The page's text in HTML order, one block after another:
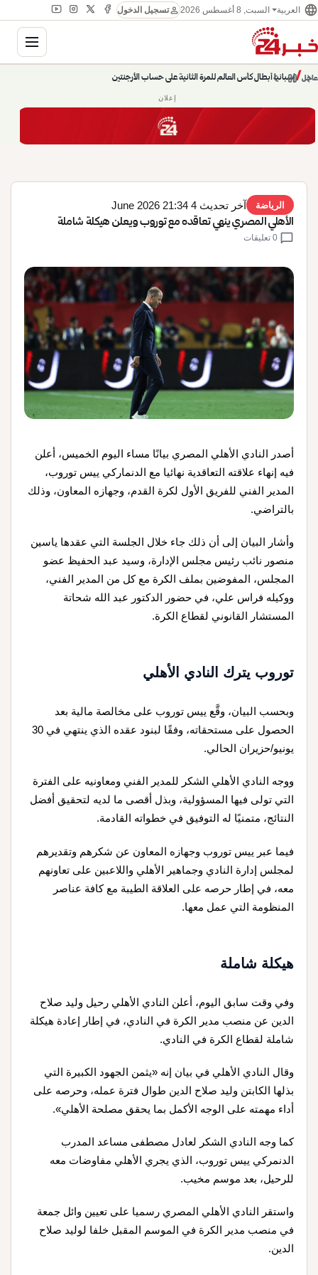
language العربية السبت, 8 أغسطس 2026 personتسجيل الدخول
عاجل/
إسبانيا أبطال كأس العالم للمرة الثانية على حساب الأرجنتين
حديث الساعة: سيناريوهات قادمة 745
chevron_right
pause
chevron_left
إعلان
الرياضة آخر تحديث 4 June 2026 21:34
الأهلي المصري ينهي تعاقده مع توروب ويعلن هيكلة شاملة
chat_bubble
أصدر النادي الأهلي المصري بيانًا مساء اليوم الخميس، أعلن
فيه إنهاء علاقته التعاقدية نهائيا مع الدنماركي ييس توروب،
المدير الفني للفريق الأول لكرة القدم، وجهازه المعاون، وذلك
بالتراضي.
وأشار البيان إلى أن ذلك جاء خلال الجلسة التي عقدها ياسين
منصور نائب رئيس مجلس الإدارة، وسيد عبد الحفيظ عضو
المجلس، المفوضين بملف الكرة مع كل من المدير الفني،
ووكيله فراس علي، في حضور الدكتور عبد الله شحاتة
المستشار القانوني لقطاع الكرة.
توروب يترك النادي الأهلي
وبحسب البيان، وقَّع ييس توروب على مخالصة مالية بعد
الحصول على مستحقاته، وفقًا لبنود عقده الذي ينتهي في 30
يونيو/حزيران الحالي.
ووجه النادي الأهلي الشكر للمدير الفني ومعاونيه على الفترة
التي تولى فيها المسؤولية، وبذل أقصى ما لديه لتحقيق أفضل
النتائج، متمنيًا له التوفيق في خطواته القادمة.
فيما عبر ييس توروب وجهازه المعاون عن شكرهم وتقديرهم
لمجلس إدارة النادي وجماهير الأهلي واللاعبين على تعاونهم
معه، في إطار حرصه على العلاقة الطيبة مع كافة عناصر
المنظومة التي عمل معها.
هيكلة شاملة
وفي وقت سابق اليوم، أعلن النادي الأهلي رحيل وليد صلاح
الدين عن منصب مدير الكرة في النادي، في إطار إعادة هيكلة
شاملة لقطاع الكرة في النادي.
وقال النادي الأهلي في بيان إنه «يثمن الجهود الكبيرة التي
بذلها الكابتن وليد صلاح الدين طوال فترة عمله، وحرصه على
أداء مهمته على الوجه الأكمل بما يحقق مصلحة الأهلي».
كما وجه النادي الشكر لعادل مصطفى مساعد المدرب
الدنمركي ييس توروب، الذي يجري الأهلي مفاوضات معه
للرحيل، بعد موسم مخيب.
واستقر النادي الأهلي المصري رسميا على تعيين وائل جمعة
في منصب مدير الكرة في الموسم المقبل خلفا لوليد صلاح
الدين.